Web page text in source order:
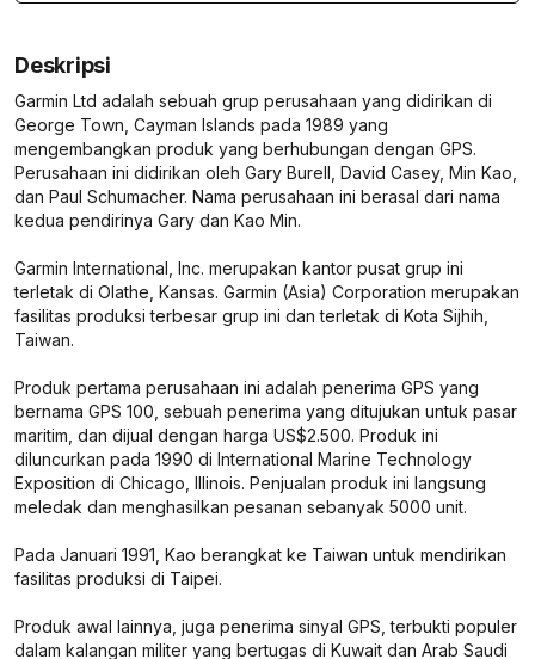
Deskripsi
Garmin Ltd adalah sebuah grup perusahaan yang didirikan di
George Town, Cayman Islands pada 1989 yang
mengembangkan produk yang berhubungan dengan GPS.
Perusahaan ini didirikan oleh Gary Burell, David Casey, Min Kao,
dan Paul Schumacher. Nama perusahaan ini berasal dari nama
kedua pendirinya Gary dan Kao Min.
Garmin International, Inc. merupakan kantor pusat grup ini
terletak di Olathe, Kansas. Garmin (Asia) Corporation merupakan
fasilitas produksi terbesar grup ini dan terletak di Kota Sijhih,
Taiwan.
Produk pertama perusahaan ini adalah penerima GPS yang
bernama GPS 100, sebuah penerima yang ditujukan untuk pasar
maritim, dan dijual dengan harga US$2.500. Produk ini
diluncurkan pada 1990 di International Marine Technology
Exposition di Chicago, Illinois. Penjualan produk ini langsung
meledak dan menghasilkan pesanan sebanyak 5000 unit.
Pada Januari 1991, Kao berangkat ke Taiwan untuk mendirikan
fasilitas produksi di Taipei.
Produk awal lainnya, juga penerima sinyal GPS, terbukti populer
dalam kalangan militer yang bertugas di Kuwait dan Arab Saudi